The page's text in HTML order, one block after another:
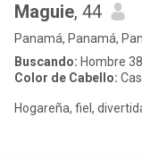
Maguie, 44
Panamá, Panamá,
Buscando: Hombre
Color de Cabello:
Hogareña, fiel,